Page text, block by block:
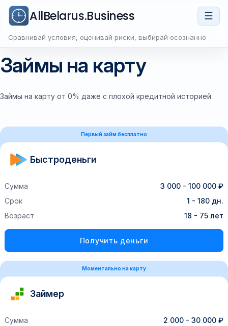
AllBelarus.Business ☰
Сравнивай условия, оценивай риски, выбирай осознанно
Займы на карту
Займы на карту от 0% даже с плохой кредитной историей
Первый займ бесплатно
Быстроденьги
Сумма
3 000 - 100 000 ₽
Срок
1 - 180 дн.
Возраст
18 - 75 лет
Получить деньги
Моментально на карту
Займер
Сумма
2 000 - 30 000 ₽